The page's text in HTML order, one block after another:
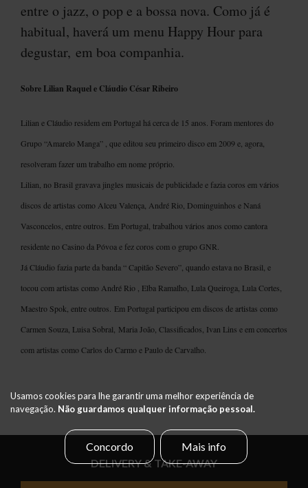
entre o jazz, o pop e a bossa nova. Como já é
habitual, haverá um menu Happy Hour para
degustar, em boa companhia.
Sobre Lilian Raquel e Cláudio César Ribeiro
Lilian e Cláudio residem em Portugal há cerca de 15 anos. Foram mentores do
Grupo “Amarelo Manga” , que editou seu primeiro disco em 2009 e, agora,
resolveram fazer um trabalho em nome próprio.
Lilian, no Brasil gravava jingles musicais de publicidade e fazia coros em vários
discos de artistas como Alceu Valença, André Rio, Dominguinhos e Naná
Vasconcelos, entre outros. Em Portugal, trabalhou vários anos como cantora
residente no Casino da Póvoa e fez coros com o grupo GNR.
Já Cláudio fazia parte da banda “ Capitão Severo”, quando estava no Brasil, e
tocou com artistas como André Rio , Elba Ramalho, Lula Queiroga, Lula Cortes,
Maestro Spok, entre outros. Em Portugal participou em discos de artistas como
Carmen Souza, Luisa Sobral, Maria João, Classificados, Ivan Lins e em concertos
com artistas como Carlos do Carmo e Paulo de Carvalho.
DELIVERY & TAKE-AWAY
Usamos cookies para lhe garantir uma melhor experiência de
navegação. Não guardamos qualquer informação pessoal.
Concordo Mais info